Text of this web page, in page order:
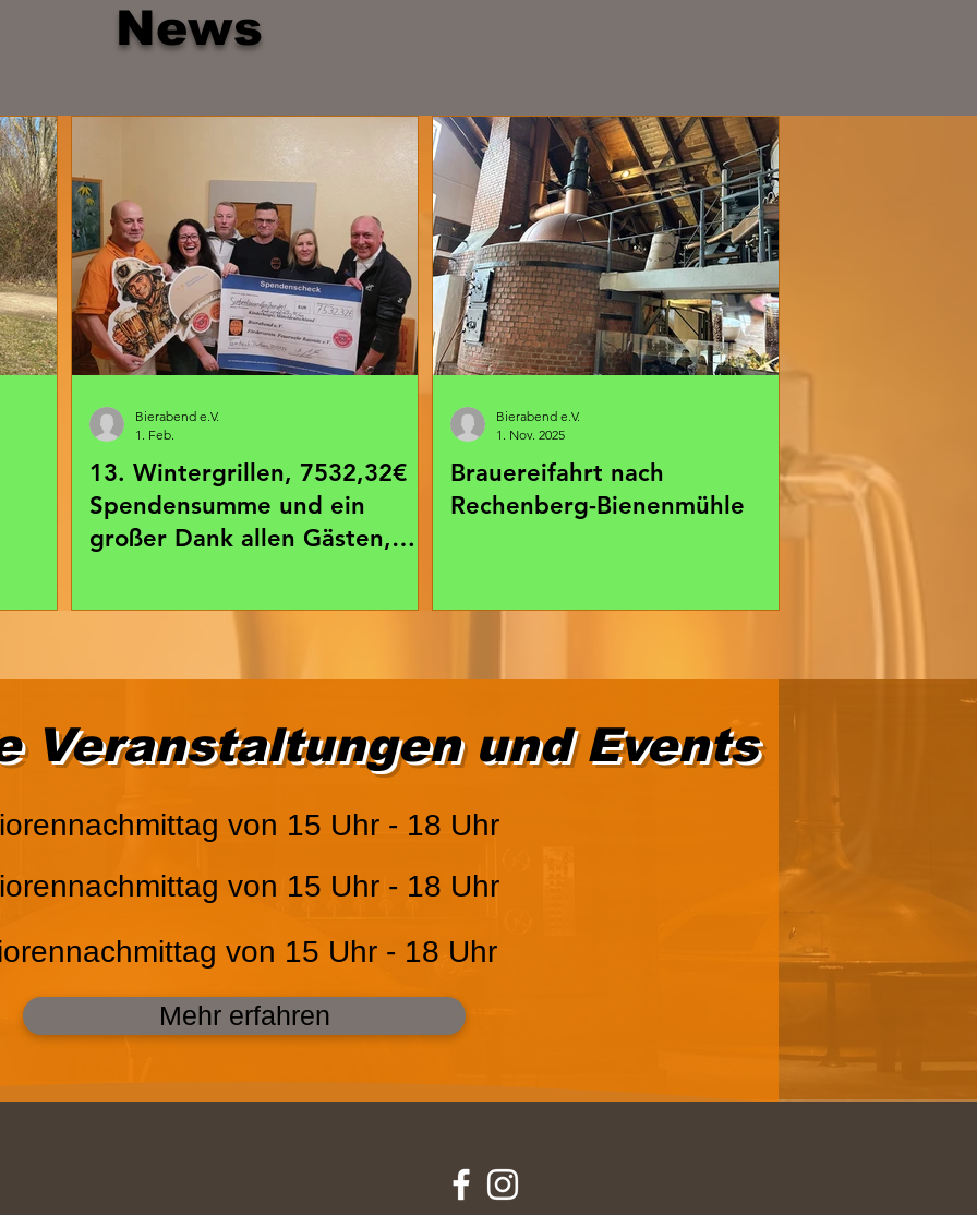
News
13. Wintergrillen, 7532,32€
Spendensumme und ein
großer Dank allen Gästen,
Vereinsmitstreitern!
Bierabend e.V.
1. Feb.
Brauereifahrt nach
Rechenberg-Bienenmühle
Bierabend e.V.
1. Nov. 2025
Veranstaltungen und Events
von 15 Uhr - 18 Uhr
von 15 Uhr - 18 Uhr
von 15 Uhr - 18 Uhr
Mehr erfahren